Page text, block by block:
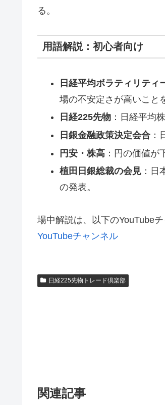
る。
用語解説：初心者向け
日経平均ボラティリティ
場の不安定さが高いこと
日経225先物：日経平均
日銀金融政策決定会合：
円安・株高：円の価値が
植田日銀総裁の会見：日
の発表。
場中解説は、以下のYouTube
YouTubeチャンネル
日経225先物トレード倶楽部
関連記事